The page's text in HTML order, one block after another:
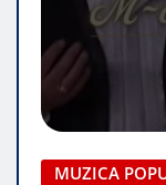
MUZICA